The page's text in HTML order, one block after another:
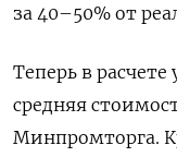
за 40–50% от
Теперь в расчете
средняя
Минпромторга.